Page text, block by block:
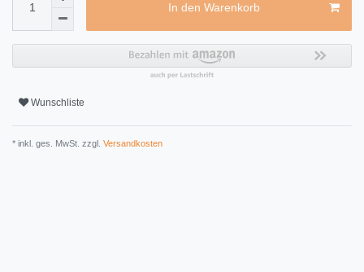
In den Warenkorb
Wunschliste
* inkl. ges. MwSt. zzgl. Versandkosten